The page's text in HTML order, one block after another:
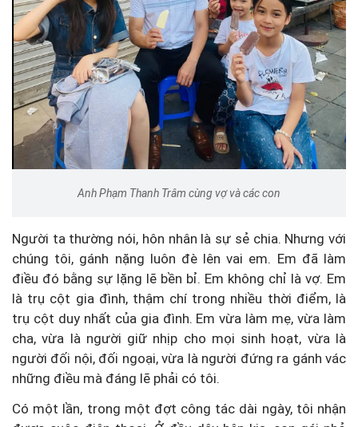
Anh Phạm Thanh Trâm cùng vợ và các con
Người ta thường nói, hôn nhân là sự sẻ chia. Nhưng với
chúng tôi, gánh nặng luôn đè lên vai em. Em đã làm
điều đó bằng sự lặng lẽ bền bỉ. Em không chỉ là vợ. Em
là trụ cột gia đình, thậm chí trong nhiều thời điểm, là
trụ cột duy nhất của gia đình. Em vừa làm mẹ, vừa làm
cha, vừa là người giữ nhịp cho mọi sinh hoạt, vừa là
người đối nội, đối ngoại, vừa là người đứng ra gánh vác
những điều mà đáng lẽ phải có tôi.
Có một lần, trong một đợt công tác dài ngày, tôi nhận